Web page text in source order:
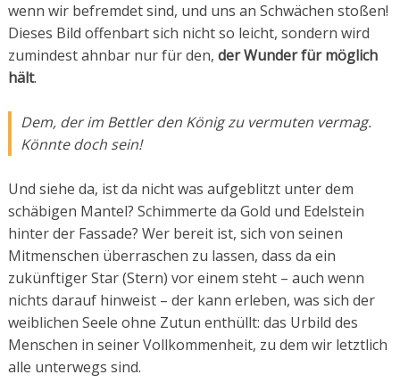
wenn wir befremdet sind, und uns an Schwächen stoßen!
Dieses Bild offenbart sich nicht so leicht, sondern wird
zumindest ahnbar nur für den, der Wunder für möglich
hält.
Dem, der im Bettler den König zu vermuten vermag.
Könnte doch sein!
Und siehe da, ist da nicht was aufgeblitzt unter dem
schäbigen Mantel? Schimmerte da Gold und Edelstein
hinter der Fassade? Wer bereit ist, sich von seinen
Mitmenschen überraschen zu lassen, dass da ein
zukünftiger Star (Stern) vor einem steht – auch wenn
nichts darauf hinweist – der kann erleben, was sich der
weiblichen Seele ohne Zutun enthüllt: das Urbild des
Menschen in seiner Vollkommenheit, zu dem wir letztlich
alle unterwegs sind.